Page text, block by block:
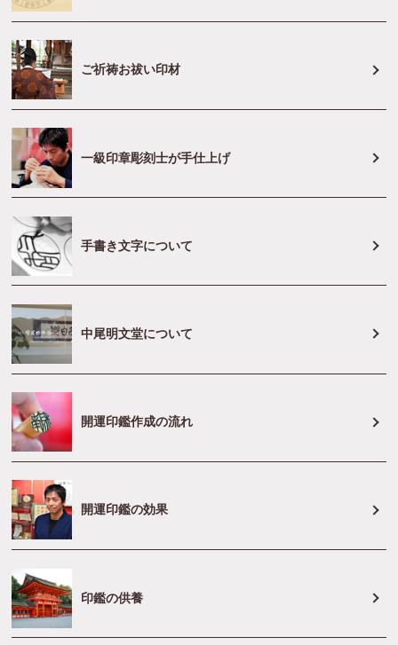
ご祈祷お祓い印材
一級印章彫刻士が手仕上げ
手書き文字について
中尾明文堂について
開運印鑑作成の流れ
開運印鑑の効果
印鑑の供養